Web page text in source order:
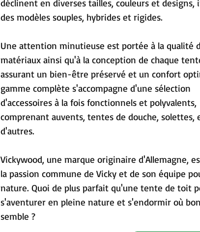
déclinent en diverses tailles, couleurs et designs,
des modèles souples, hybrides et rigides.
Une attention minutieuse est portée à la qualité
matériaux ainsi qu'à la conception de chaque
assurant un bien-être préservé et un confort
gamme complète s'accompagne d'une sélection
d'accessoires à la fois fonctionnels et polyvalents,
comprenant auvents, tentes de douche, solettes,
d'autres.
Vickywood, une marque originaire d'Allemagne,
la passion commune de Vicky et de son équipe
nature. Quoi de plus parfait qu'une tente de toit
s'aventurer en pleine nature et s'endormir où
semble ?